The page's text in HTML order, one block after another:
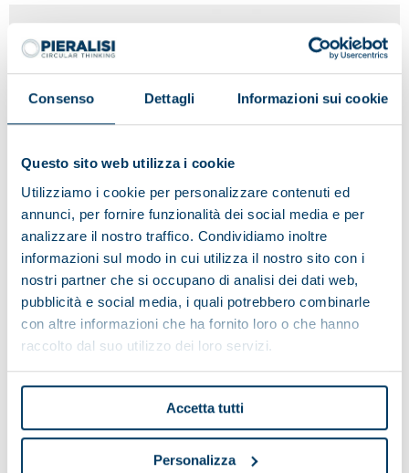
Consenso Dettagli Informazioni sui cookie
Questo sito web utilizza i cookie
Utilizziamo i cookie per personalizzare contenuti ed
annunci, per fornire funzionalità dei social media e per
analizzare il nostro traffico. Condividiamo inoltre
informazioni sul modo in cui utilizza il nostro sito con i
nostri partner che si occupano di analisi dei dati web,
pubblicità e social media, i quali potrebbero combinarle
con altre informazioni che ha fornito loro o che hanno
raccolto dal suo utilizzo dei loro servizi.
Accetta tutti
Personalizza
Belt elevator with leaves remover
Back to top